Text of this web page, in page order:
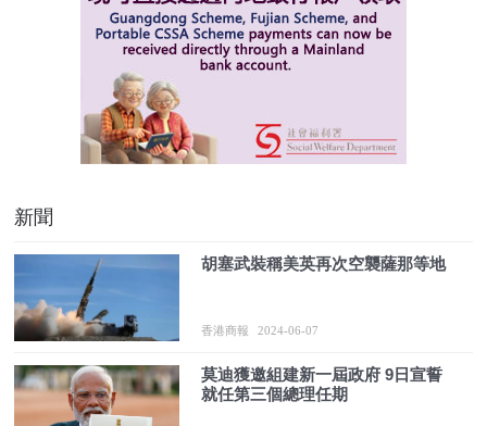
新聞
胡塞武裝稱美英再次空襲薩那等地
香港商報 2024-06-07
莫迪獲邀組建新一屆政府 9日宣誓
就任第三個總理任期